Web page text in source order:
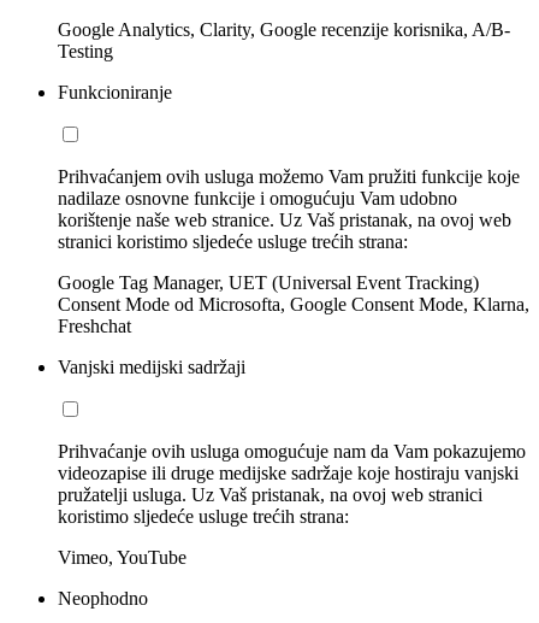
Google Analytics, Clarity, Google recenzije korisnika, A/B-
Testing
Funkcioniranje
Prihvaćanjem ovih usluga možemo Vam pružiti funkcije koje
nadilaze osnovne funkcije i omogućuju Vam udobno
korištenje naše web stranice. Uz Vaš pristanak, na ovoj web
stranici koristimo sljedeće usluge trećih strana:
Google Tag Manager, UET (Universal Event Tracking)
Consent Mode od Microsofta, Google Consent Mode, Klarna,
Freshchat
Vanjski medijski sadržaji
Prihvaćanje ovih usluga omogućuje nam da Vam pokazujemo
videozapise ili druge medijske sadržaje koje hostiraju vanjski
pružatelji usluga. Uz Vaš pristanak, na ovoj web stranici
koristimo sljedeće usluge trećih strana:
Vimeo, YouTube
Neophodno